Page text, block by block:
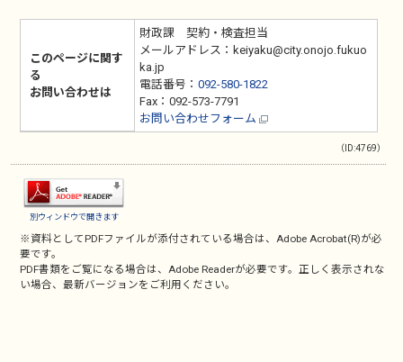
このページに関す
る
お問い合わせは
財政課 契約・検査担当
メールアドレス：keiyaku@city.onojo.fukuo
ka.jp
電話番号： 092-580-1822
Fax：092-573-7791
お問い合わせフォーム
（ID:4769）
別ウィンドウで開きます
※資料としてPDFファイルが添付されている場合は、Adobe Acrobat(R)が必
要です。
PDF書類をご覧になる場合は、Adobe Readerが必要です。正しく表示されな
い場合、最新バージョンをご利用ください。